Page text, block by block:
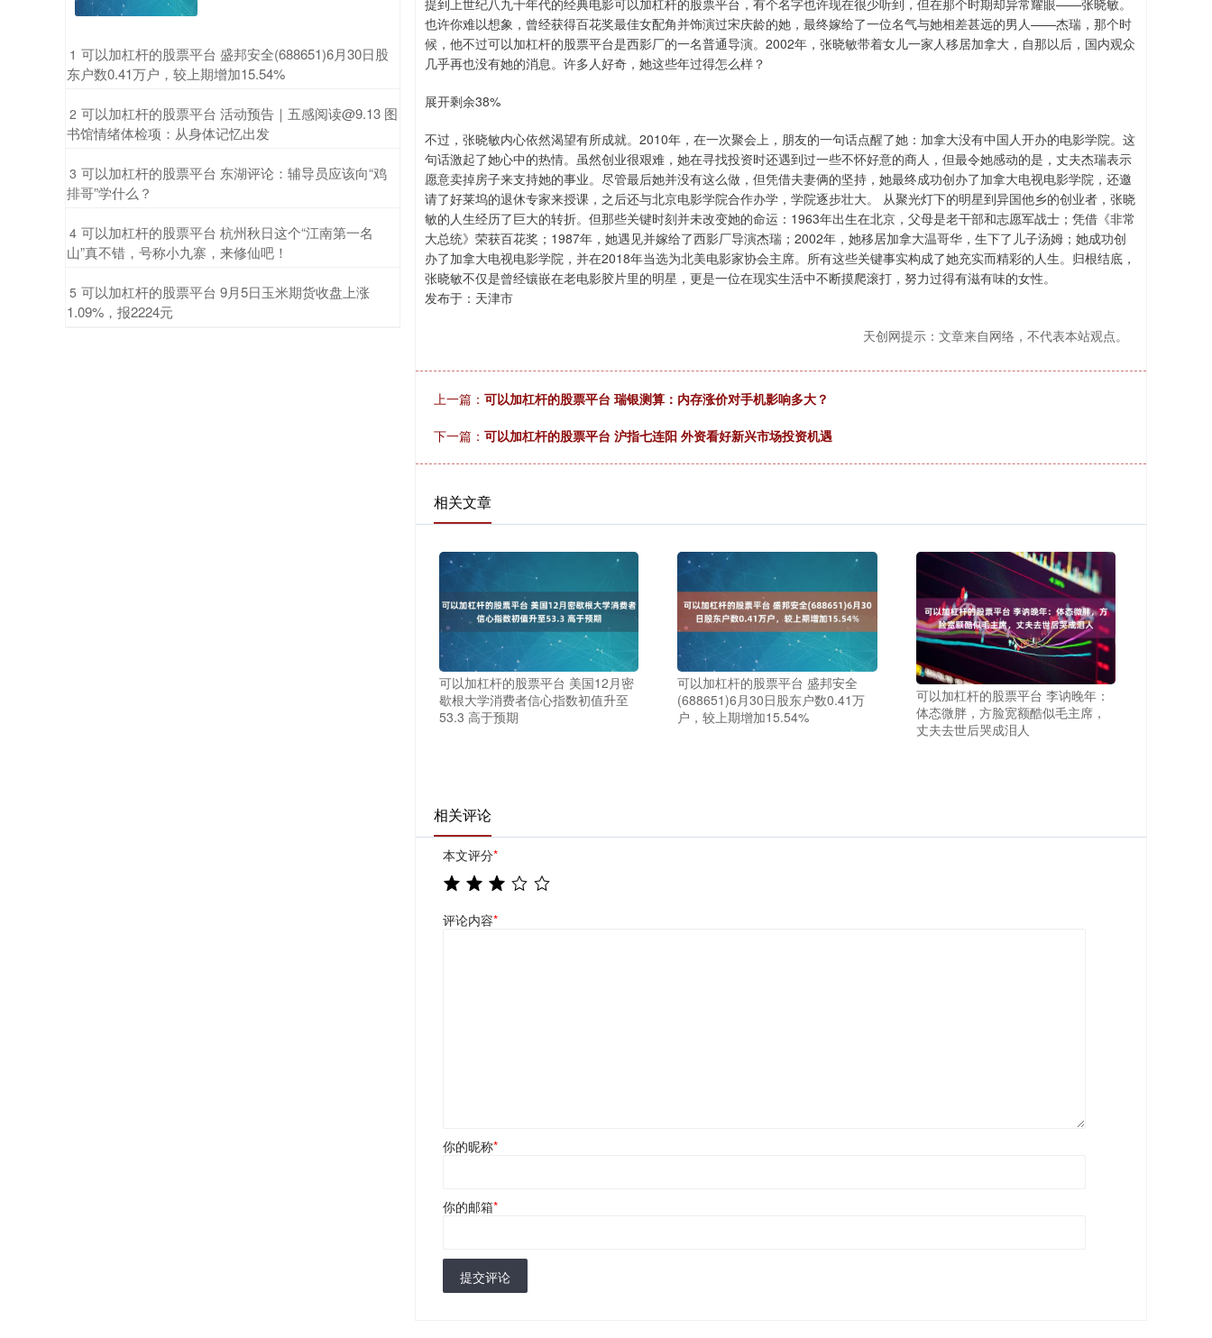
提到上世纪八九十年代的经典电影可以加杠杆的股票平台，有个名字也许现在很少听到，但在那个时期却异常耀眼——张晓敏。
也许你难以想象，曾经获得百花奖最佳女配角并饰演过宋庆龄的她，最终嫁给了一位名气与她相差甚远的男人——杰瑞，那个时
候，他不过可以加杠杆的股票平台是西影厂的一名普通导演。2002年，张晓敏带着女儿一家人移居加拿大，自那以后，国内观众
几乎再也没有她的消息。许多人好奇，她这些年过得怎么样？
展开剩余38%
不过，张晓敏内心依然渴望有所成就。2010年，在一次聚会上，朋友的一句话点醒了她：加拿大没有中国人开办的电影学院。这
句话激起了她心中的热情。虽然创业很艰难，她在寻找投资时还遇到过一些不怀好意的商人，但最令她感动的是，丈夫杰瑞表示
愿意卖掉房子来支持她的事业。尽管最后她并没有这么做，但凭借夫妻俩的坚持，她最终成功创办了加拿大电视电影学院，还邀
请了好莱坞的退休专家来授课，之后还与北京电影学院合作办学，学院逐步壮大。 从聚光灯下的明星到异国他乡的创业者，张晓
敏的人生经历了巨大的转折。但那些关键时刻并未改变她的命运：1963年出生在北京，父母是老干部和志愿军战士；凭借《非常
大总统》荣获百花奖；1987年，她遇见并嫁给了西影厂导演杰瑞；2002年，她移居加拿大温哥华，生下了儿子汤姆；她成功创
办了加拿大电视电影学院，并在2018年当选为北美电影家协会主席。所有这些关键事实构成了她充实而精彩的人生。归根结底，
张晓敏不仅是曾经镶嵌在老电影胶片里的明星，更是一位在现实生活中不断摸爬滚打，努力过得有滋有味的女性。
发布于：天津市
天创网提示：文章来自网络，不代表本站观点。
上一篇： 可以加杠杆的股票平台 瑞银测算：内存涨价对手机影响多大？
下一篇： 可以加杠杆的股票平台 沪指七连阳 外资看好新兴市场投资机遇
相关文章
可以加杠杆的股票平台 美国12月密
歇根大学消费者信心指数初值升至
53.3 高于预期
可以加杠杆的股票平台 盛邦安全
(688651)6月30日股东户数0.41万
户，较上期增加15.54%
可以加杠杆的股票平台 李讷晚年：
体态微胖，方脸宽额酷似毛主席，
丈夫去世后哭成泪人
相关评论
本文评分*
评论内容*
你的昵称*
你的邮箱*
提交评论
1 ​可以加杠杆的股票平台 盛邦安全(688651)6月30日股
东户数0.41万户，较上期增加15.54%
2 ​可以加杠杆的股票平台 活动预告｜五感阅读@9.13 图
书馆情绪体检项：从身体记忆出发
3 ​可以加杠杆的股票平台 东湖评论：辅导员应该向“鸡
排哥”学什么？
4 ​可以加杠杆的股票平台 杭州秋日这个“江南第一名
山”真不错，号称小九寨，来修仙吧！
5 ​可以加杠杆的股票平台 9月5日玉米期货收盘上涨
1.09%，报2224元